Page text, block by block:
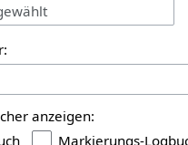
anzeigen:
Markierungs-